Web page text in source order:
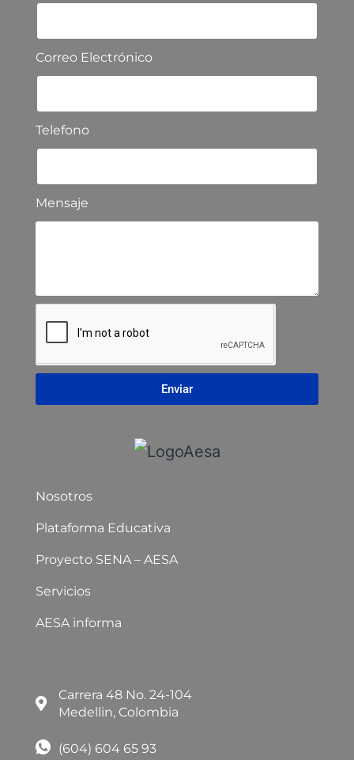
Correo Electrónico
Telefono
Mensaje
Enviar
Nosotros
Plataforma Educativa
Proyecto SENA – AESA
Servicios
AESA informa
Carrera 48 No. 24-104
Medellin, Colombia
(604) 604 65 93